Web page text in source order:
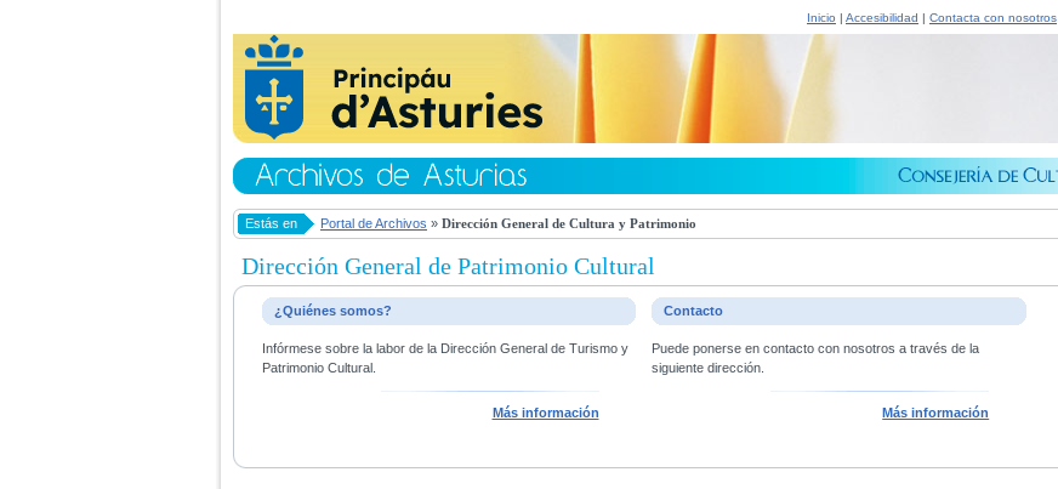
Inicio | Accesibilidad | Contacta con nosotros
Estás en Portal de Archivos » Dirección General de Cultura y Patrimonio
Dirección General de Patrimonio Cultural
¿Quiénes somos?
Infórmese sobre la labor de la Dirección General de Turismo y
Patrimonio Cultural.
Más información
Contacto
Puede ponerse en contacto con nosotros a través de la
siguiente dirección.
Más información